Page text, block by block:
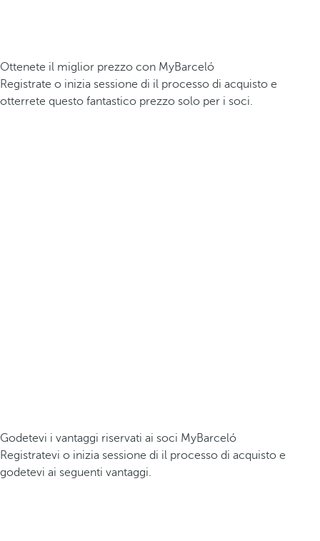
Ottenete il miglior prezzo con MyBarceló
Registrate o inizia sessione di il processo di acquisto e
otterrete questo fantastico prezzo solo per i soci.
Godetevi i vantaggi riservati ai soci MyBarceló
Registratevi o inizia sessione di il processo di acquisto e
godetevi ai seguenti vantaggi.